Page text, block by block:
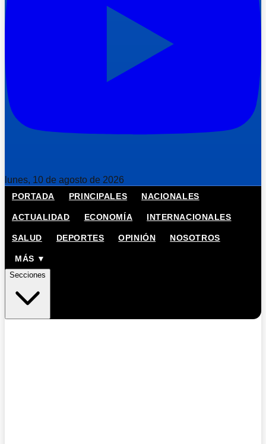
lunes, 10 de agosto de 2026
PORTADA PRINCIPALES NACIONALES
ACTUALIDAD ECONOMÍA INTERNACIONALES
SALUD DEPORTES OPINIÓN NOSOTROS
MÁS ▼
Secciones